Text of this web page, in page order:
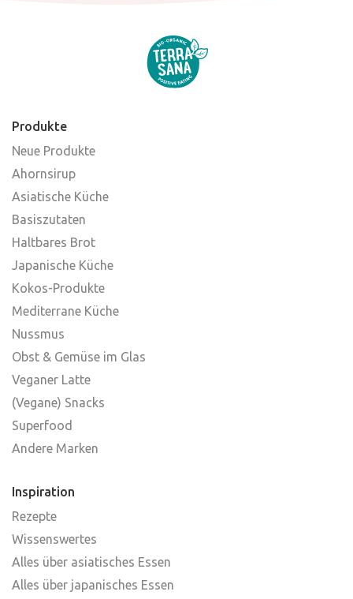
Produkte
Neue Produkte
Ahornsirup
Asiatische Küche
Basiszutaten
Haltbares Brot
Japanische Küche
Kokos-Produkte
Mediterrane Küche
Nussmus
Obst & Gemüse im Glas
Veganer Latte
(Vegane) Snacks
Superfood
Andere Marken
Inspiration
Rezepte
Wissenswertes
Alles über asiatisches Essen
Alles über japanisches Essen